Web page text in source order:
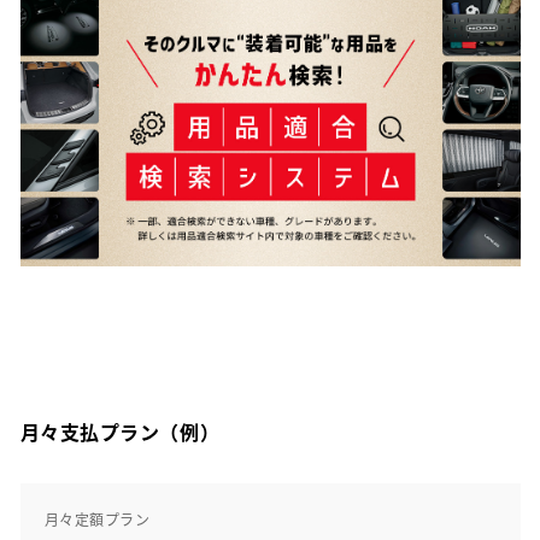
月々支払プラン（例）
月々定額プラン